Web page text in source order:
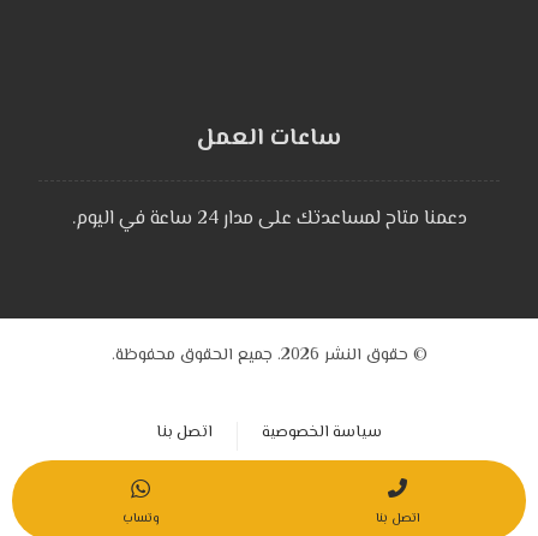
ساعات العمل
دعمنا متاح لمساعدتك على مدار 24 ساعة في اليوم.
© حقوق النشر 2026. جميع الحقوق محفوظة.
اتصل بنا سياسة الخصوصية
اتصل بنا وتساب